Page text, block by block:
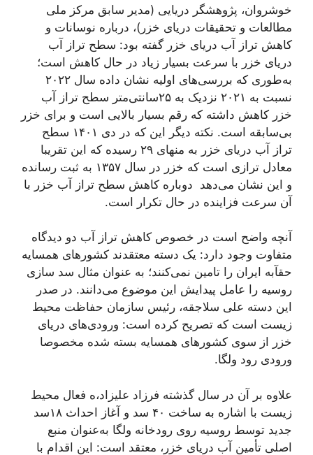
خوشروان، پژوهشگر دریایی (مدیر سابق مرکز ملی
مطالعات و تحقیقات دریای خزر)، درباره نوسانات و
کاهش تراز آب دریای خزر گفته بود: سطح تراز آب
دریای خزر با سرعت بسیار زیاد در حال کاهش است؛
به‌طوری که بررسی‌های اولیه نشان داده سال ۲۰۲۲
نسبت به ۲۰۲۱ نزدیک به ۲۵سانتی‌متر سطح تراز آب
خزر کاهش داشته که رقم بسیار بالایی است و برای خزر
بی‌سابقه است. نکته دیگر این که در دی ۱۴۰۱ سطح
تراز آب دریای خزر به منهای ۲۹ رسیده که این تقریبا
معادل ترازی است که خزر در سال ۱۳۵۷ به ثبت رسانده
و این نشان می‌دهد دوباره کاهش سطح تراز آب خزر با
آن سرعت فزاینده در حال تکرار است.
آنچه واضح است در خصوص کاهش تراز آب دو دیدگاه
متفاوت وجود دارد: یک دسته معتقدند کشورهای همسایه
حقآبه ایران را تامین نمی‌کنند؛ به عنوان مثال سد سازی
روسیه را عامل پیدایش این موضوع می‌دانند. در صدر
این دسته علی سلاجقه، رئیس سازمان حفاظت محیط
زیست است که تصریح کرده است: ورودی‌های دریای
خزر از سوی کشورهای همسایه بسته شده مخصوصا
ورودی رود ولگا.
علاوه بر آن در سال گذشته فرزاد علیزاد،ه فعال محیط
زیست با اشاره به ساخت ۴۰ سد و آغاز احداث ۱۸سد
جدید توسط روسیه روی رودخانه ولگا به‌عنوان منبع
اصلی تأمین آب دریای خزر، معتقد است: این اقدام با